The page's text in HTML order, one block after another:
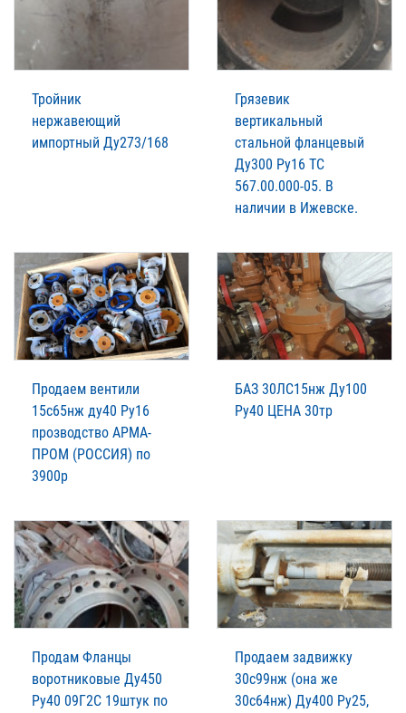
Тройник
нержавеющий
импортный Ду273/168
Грязевик
вертикальный
стальной фланцевый
Ду300 Ру16 ТС
567.00.000-05. В
наличии в Ижевске.
Продаем вентили
15с65нж ду40 Ру16
прозводство АРМА-
ПРОМ (РОССИЯ) по
3900р
БАЗ 30ЛС15нж Ду100
Ру40 ЦЕНА 30тр
Продам Фланцы
воротниковые Ду450
Ру40 09Г2С 19штук по
Продаем задвижку
30с99нж (она же
30с64нж) Ду400 Ру25,